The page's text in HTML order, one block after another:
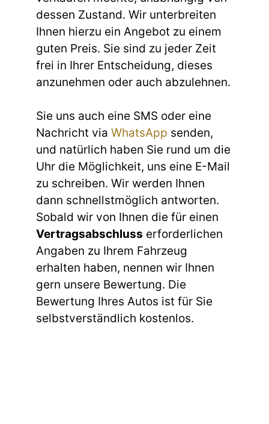
dessen Zustand. Wir unterbreiten
Ihnen hierzu ein Angebot zu einem
guten Preis. Sie sind zu jeder Zeit
frei in Ihrer Entscheidung, dieses
anzunehmen oder auch abzulehnen.
Sie uns auch eine SMS oder eine
Nachricht via WhatsApp senden,
und natürlich haben Sie rund um die
Uhr die Möglichkeit, uns eine E-Mail
zu schreiben. Wir werden Ihnen
dann schnellstmöglich antworten.
Sobald wir von Ihnen die für einen
Vertragsabschluss erforderlichen
Angaben zu Ihrem Fahrzeug
erhalten haben, nennen wir Ihnen
gern unsere Bewertung. Die
Bewertung Ihres Autos ist für Sie
selbstverständlich kostenlos.